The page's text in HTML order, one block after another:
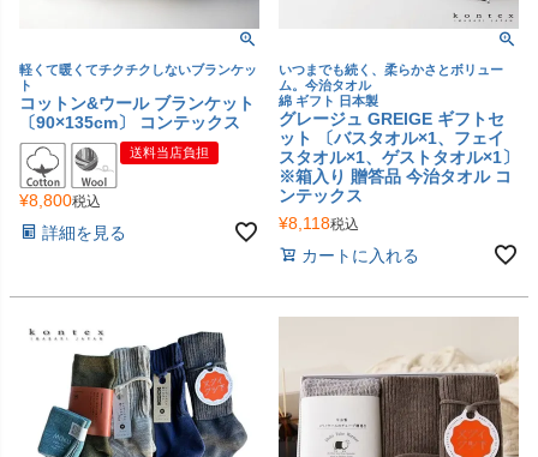
軽くて暖くてチクチクしないブランケッ
ト
コットン&ウール ブランケット
〔90×135cm〕 コンテックス
送料当店負担
¥8,800税込
詳細を見る
いつまでも続く、柔らかさとボリュー
ム。今治タオル
綿 ギフト 日本製
グレージュ GREIGE ギフトセ
ット 〔バスタオル×1、フェイ
スタオル×1、ゲストタオル×1〕
※箱入り 贈答品 今治タオル コ
ンテックス
¥8,118税込
カートに入れる